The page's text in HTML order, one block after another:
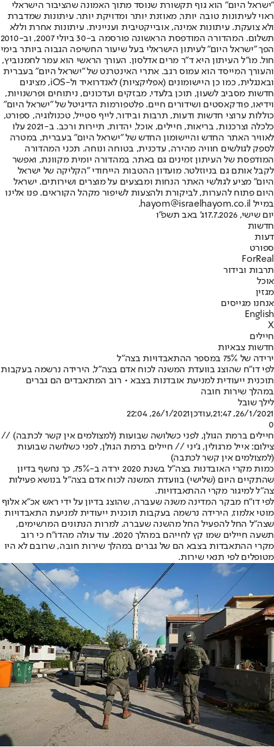
"ישראל היום" הוא גוף תקשורת שנוסד מתוך האמונה שהציבור הישראלי
ראוי לעיתונות טובה יותר, מאוזנת יותר ומדויקת יותר. עיתונות שמדברת
ולא צועקת. עיתונות אמינה, אובייקטיבית ועניינית. עיתונות אחרת וללא
תשלום. המהדורה המודפסת הראשונה פורסמה ב-30 ביולי 2007, וב-2010
הפך "ישראל היום" לעיתון הישראלי בעל שיעור החשיפה הגבוה ביותר בימי
חול. מו"ל העיתון היא ד"ר מרים אדלסון. העורך הראשי הוא עמר לחמנוביץ,
והעורך המייסד הוא עמוס רגב. אתרי האינטרנט של "ישראל היום" בעברית
ובאנגלית, כמו כן היישומונים (אפליקציות) לאנדרואיד ול-iOS, מציגים
חדשות מסביב לשעון, תוכן בלעדי, מבזקים ועדכונים, ניתוחים ופרשנויות,
וידיאו, פודקאסטים ושידורים חיים. פלטפורמות הדיגיטל של "ישראל היום"
כוללות ערוצי חדשות ודעות, תרבות ובידור, לייף סטייל, טכנולוגיה, ספורט,
כלכלה וצרכנות, בריאות, חיילים, אוכל, יהדות, תיירות ורכב. ב-2021 עלו
לאוויר האתר החדש והיישומון החדש של "ישראל היום" בעברית, במטרה
לספק לגולשים חוויה מהירה, עדכנית, בטוחה ונוחה. תכני המהדורה
המודפסת של העיתון זמינים גם באתר, במהדורה יומית מקוונת, ואפשר
לקבל אותם גם בניוזלטר. מועדון ההטבות הייחודי "הקליקה של ישראל
היום" מציע לגולשי האתר הנחות ומבצעים על מוצרים ושירותים. ישראל
היום פתוח להערות, לביקורת ולהצעות לשיפור מקהל הקוראים. פנו אלינו
במייל hayom@israelhayom.co.il.
יום שישי, 17.7.2026
ג' באב תשפ"ו
חדשות
דעות
ספורט
ForReal
תרבות ובידור
אוכל
מגזין
אנחנו מגייסים
English
X
חיילים
חדשות צבאיות
ירידה של 75% במספר ההתאבדויות בצה"ל
לפי דו"ח שהוצג בוועדת המשנה לכוח אדם בצה"ל, הירידה נרשמה בעקבות
תוכנית ייעודית למניעת אובדנות בצבא • רוב המתאבדים הם גברים
במהלך שירות חובה
לילך שובל
26/1/2021, 21:47
,עודכן26/1/2021, 22:04
0
חיילים ברמת הגולן, לפני כשלושה שבועות (למצולמים אין קשר לכתבה) //
צילום: אייל מרגולין, ג'יני // חיילים ברמת הגולן, לפני כשלושה שבועות
(למצולמים אין קשר לכתבה)
כמות מקרי האובדנות בצה"ל בשנת 2020 ירדה ב-75%, כך נחשף בדיון
שהתקיים היום (שלישי) בוועדת המשנה לכוח אדם בצה"ל בנושא פעילות
צה"ל למיגור מקרי ההתאבדויות.
לפי דו"ח מבקר המדינה משנה שעברה, שהוצג בדיון על ידי ראש אכ"א אלוף
מוטי אלמוז, הירידה נרשמה בעקבות תוכנית ייעודית למניעת התאבדויות
שצה"ל החל להפעיל החל מהשנה שעברה. למרות הנתונים המרשימים,
תשעה חיילים שמו קץ לחייהם במהלך 2020. עוד עולה מהדו"ח כי רוב
מקרי ההתאבדות בצבא הם של גברים במהלך שירות חובה, שרובם לא היו
מטופלים לפי תנאי שירות.